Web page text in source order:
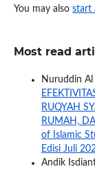
You may also start
Most read
Nuruddin Al
RUQYAH
RUMAH,
of Islamic
Edisi Juli
Andik